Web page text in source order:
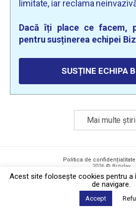
limitate, iar reclama
Dacă îți place ce facem,
pentru susținerea echipei
SUSȚINE ECHIPA
Mai multe știri
Politica de confidențialitate
2026 © Biziday
Acest site foloseşte cookies pentru a
de navigare.
Accept